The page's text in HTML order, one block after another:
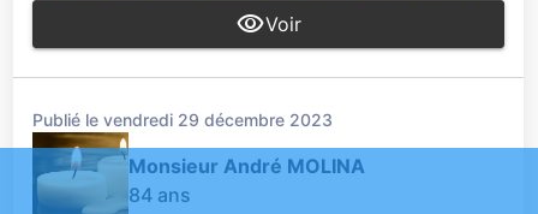
Voir
Publié le vendredi 29 décembre 2023
Monsieur André MOLINA
84 ans